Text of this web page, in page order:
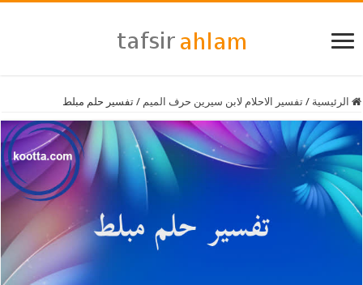
الرئيسية / تفسير الاحلام لابن سيرين حرف الميم / تفسير حلم مبلط